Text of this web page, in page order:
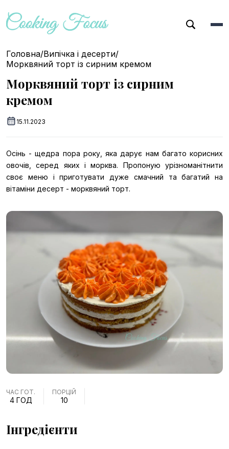
Головна/Випічка і десерти/
Морквяний торт із сирним кремом
Морквяний торт із сирним
кремом
15.11.2023
Осінь - щедра пора року, яка дарує нам багато корисних
овочів, серед яких і морква. Пропоную урізноманітнити
своє меню і приготувати дуже смачний та багатий на
вітаміни десерт - морквяний торт.
ЧАС ГОТ.
4 ГОД
ПОРЦІЙ
10
Інгредієнти